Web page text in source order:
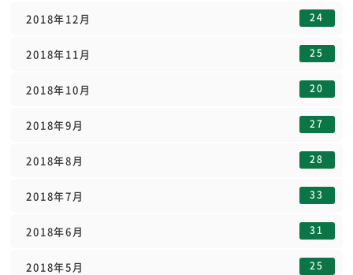
2018年12月 24
2018年11月 25
2018年10月 20
2018年9月 27
2018年8月 28
2018年7月 33
2018年6月 31
2018年5月 25